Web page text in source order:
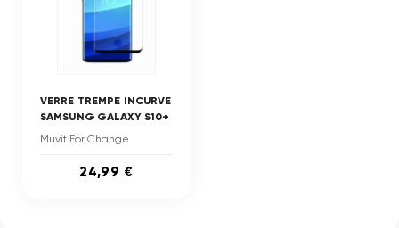
VERRE TREMPE INCURVE
SAMSUNG GALAXY S10+
Muvit For Change
24,99 €